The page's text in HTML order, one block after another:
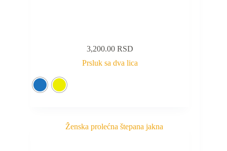
3,200.00RSD
Prsluk sa dva lica